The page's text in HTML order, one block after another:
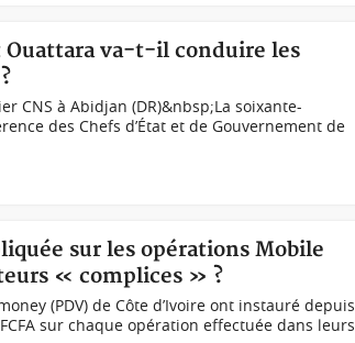
Ouattara va-t-il conduire les
CNS à Abidjan (DR)&nbsp;La soixante-
des Chefs d’État et de Gouvernement de
sur les opérations Mobile
« complices » ?
(PDV) de Côte d’Ivoire ont instauré depuis
sur chaque opération effectuée dans leurs